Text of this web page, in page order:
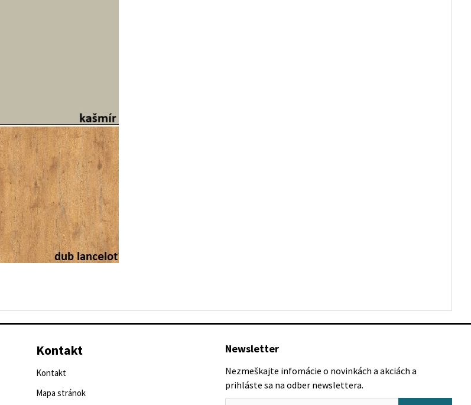
Kontakt
Kontakt
Mapa stránok
Newsletter
Nezmeškajte infomácie o novinkách a akciách a
prihláste sa na odber newslettera.